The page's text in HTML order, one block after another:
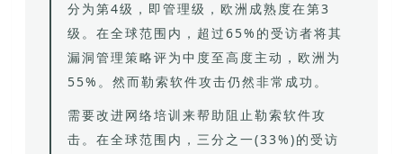
分为第4级，即管理级，欧洲成熟度在第3
级。在全球范围内，超过65%的受访者将其
漏洞管理策略评为中度至高度主动，欧洲为
55%。然而勒索软件攻击仍然非常成功。
需要改进网络培训来帮助阻止勒索软件攻
击。在全球范围内，三分之一(33%)的受访